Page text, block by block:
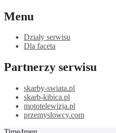
Menu
Działy serwisu
Dla faceta
Partnerzy serwisu
skarby-swiata.pl
skarb-kibica.pl
mototelewizja.pl
przemyslowcy.com